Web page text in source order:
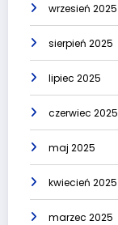
wrzesień 2025
sierpień 2025
lipiec 2025
czerwiec 2025
maj 2025
kwiecień 2025
marzec 2025